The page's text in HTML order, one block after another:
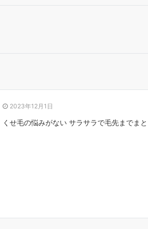
2023年12月1日
くせ毛の悩みがない サラサラで毛先までま